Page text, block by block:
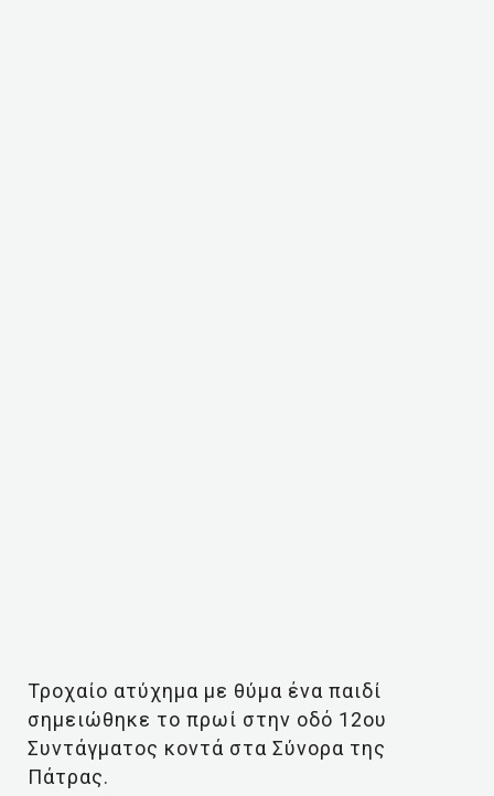
Τροχαίο ατύχημα με θύμα ένα παιδί
σημειώθηκε το πρωί στην οδό 12ου
Συντάγματος κοντά στα Σύνορα της
Πάτρας.